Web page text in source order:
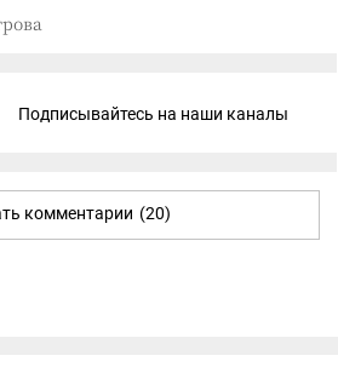
Подписывайтесь на наши каналы
комментарии (20)